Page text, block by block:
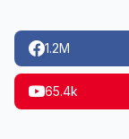
1.2M
65.4k